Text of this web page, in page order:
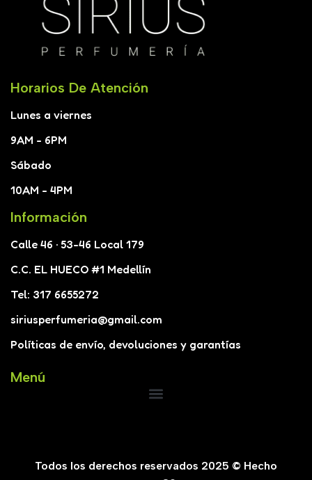
Horarios De Atención
Lunes a viernes
9AM - 6PM
Sábado
10AM - 4PM
Información
Calle 46 · 53-46 Local 179
C.C. EL HUECO #1 Medellín
Tel: 317 6655272
siriusperfumeria@gmail.com
Políticas de envío, devoluciones y garantías
Menú
Todos los derechos reservados 2025 © Hecho